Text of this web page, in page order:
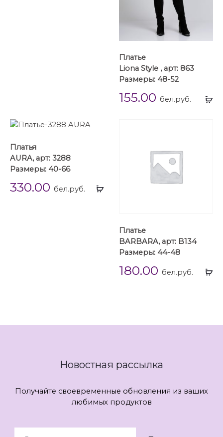
Платье
Liona Style , арт: 863
Размеры: 48-52
155.00 бел.руб.
Выбрать
Платья
AURA, арт: 3288
Размеры: 40-66
330.00 бел.руб.
Платье
BARBARA, арт: B134
Размеры: 44-48
180.00 бел.руб.
Новостная рассылка
Получайте своевременные обновления из ваших
любимых продуктов